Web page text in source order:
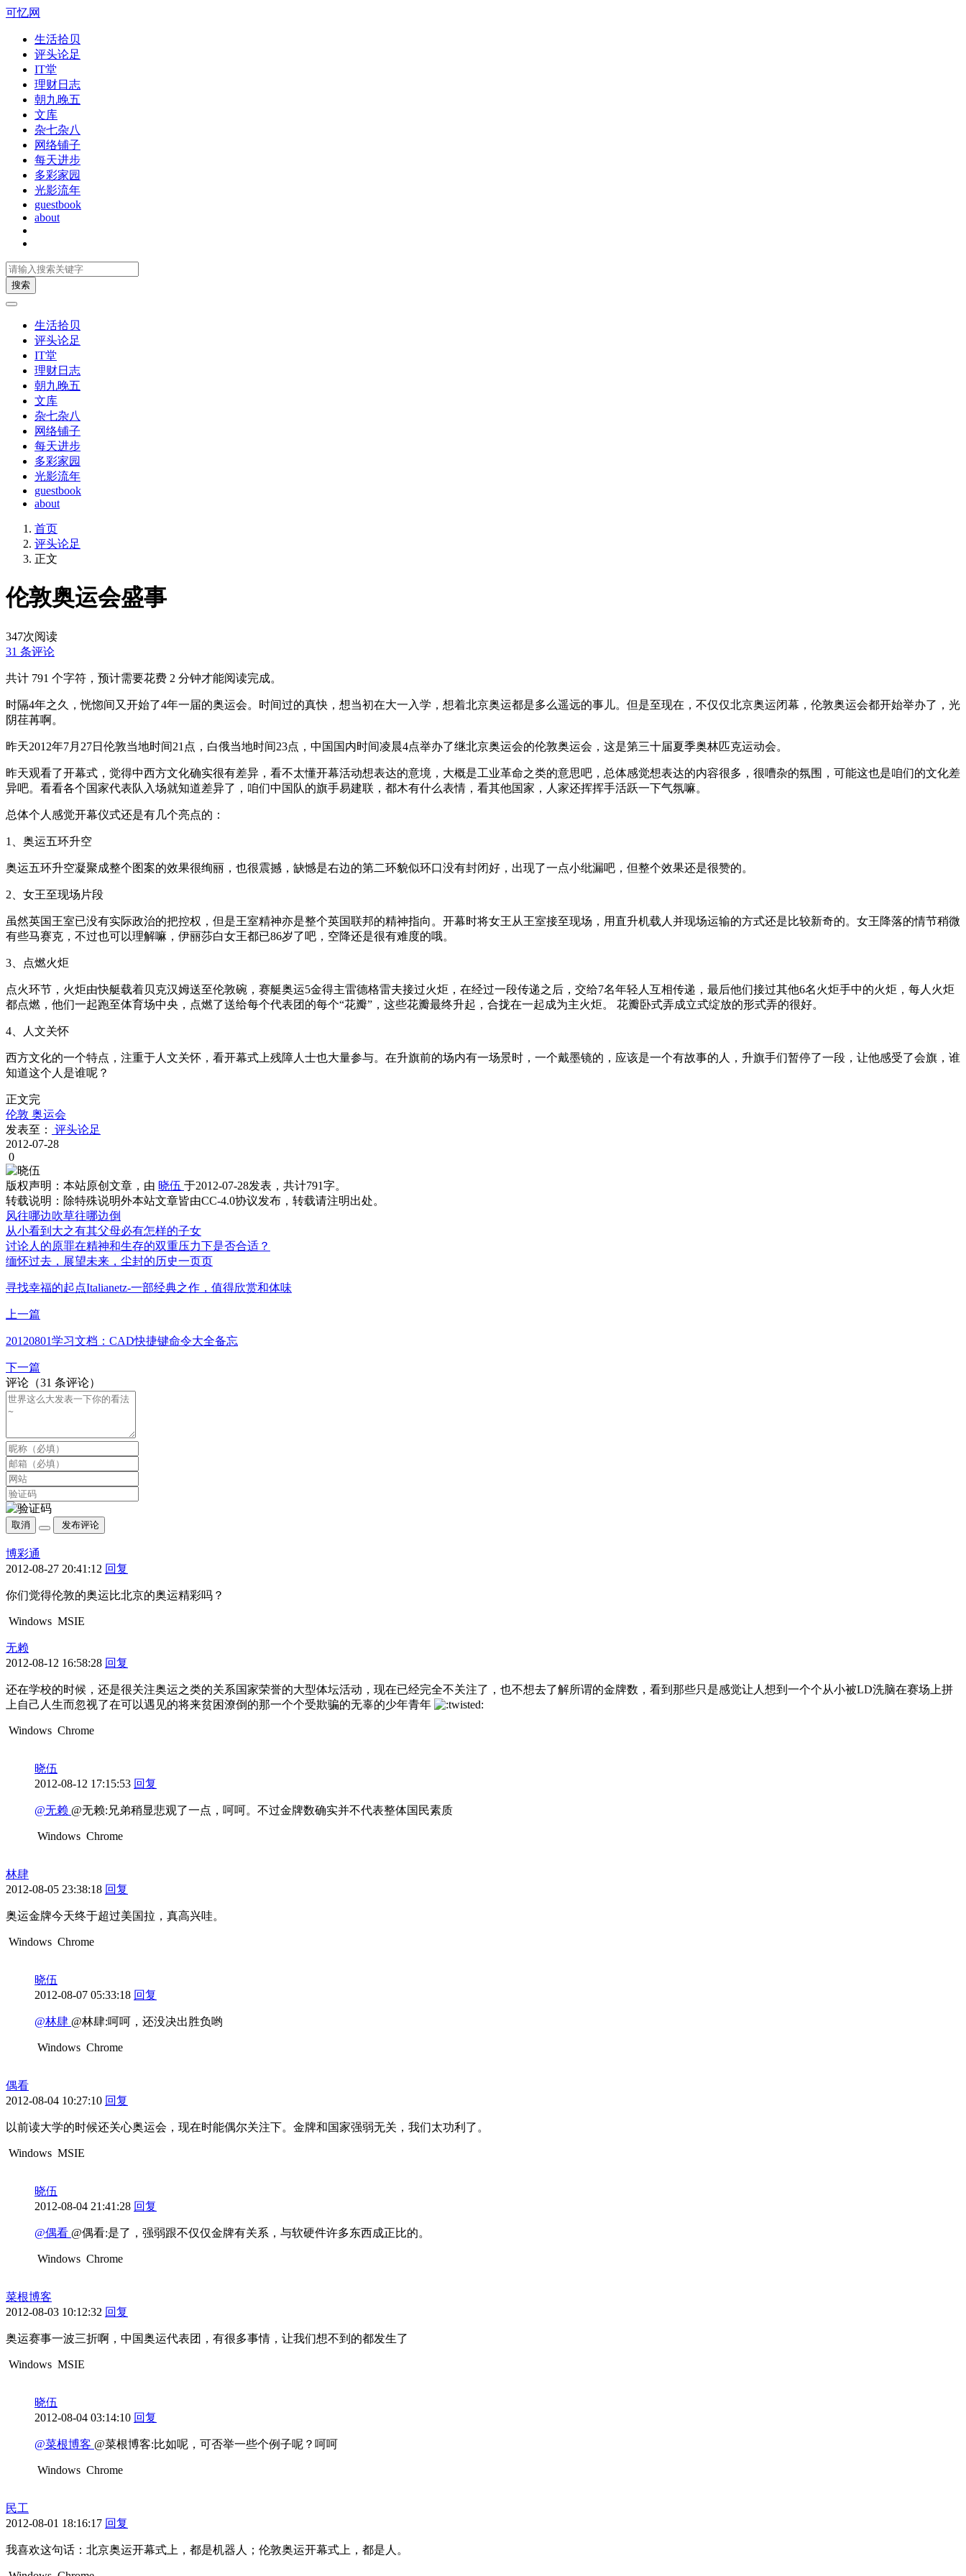
可忆网
生活拾贝
评头论足
IT堂
理财日志
朝九晚五
文库
杂七杂八
网络铺子
每天进步
多彩家园
光影流年
guestbook
about
搜索
生活拾贝
评头论足
IT堂
理财日志
朝九晚五
文库
杂七杂八
网络铺子
每天进步
多彩家园
光影流年
guestbook
about
首页
评头论足
正文
伦敦奥运会盛事
347次阅读
31 条评论
共计 791 个字符，预计需要花费 2 分钟才能阅读完成。
时隔4年之久，恍惚间又开始了4年一届的奥运会。时间过的真快，想当初在大一入学，想着北京奥运都是多么遥远的事儿。但是至现在，不仅仅北京奥运闭幕，伦敦奥运会都开始举办了，光
阴荏苒啊。
昨天2012年7月27日伦敦当地时间21点，白俄当地时间23点，中国国内时间凌晨4点举办了继北京奥运会的伦敦奥运会，这是第三十届夏季奥林匹克运动会。
昨天观看了开幕式，觉得中西方文化确实很有差异，看不太懂开幕活动想表达的意境，大概是工业革命之类的意思吧，总体感觉想表达的内容很多，很嘈杂的氛围，可能这也是咱们的文化差
异吧。看看各个国家代表队入场就知道差异了，咱们中国队的旗手易建联，都木有什么表情，看其他国家，人家还挥挥手活跃一下气氛嘛。
总体个人感觉开幕仪式还是有几个亮点的：
1、奥运五环升空
奥运五环升空凝聚成整个图案的效果很绚丽，也很震撼，缺憾是右边的第二环貌似环口没有封闭好，出现了一点小纰漏吧，但整个效果还是很赞的。
2、女王至现场片段
虽然英国王室已没有实际政治的把控权，但是王室精神亦是整个英国联邦的精神指向。开幕时将女王从王室接至现场，用直升机载人并现场运输的方式还是比较新奇的。女王降落的情节稍微
有些马赛克，不过也可以理解嘛，伊丽莎白女王都已86岁了吧，空降还是很有难度的哦。
3、点燃火炬
点火环节，火炬由快艇载着贝克汉姆送至伦敦碗，赛艇奥运5金得主雷德格雷夫接过火炬，在经过一段传递之后，交给7名年轻人互相传递，最后他们接过其他6名火炬手中的火炬，每人火炬
都点燃，他们一起跑至体育场中央，点燃了送给每个代表团的每个“花瓣”，这些花瓣最终升起，合拢在一起成为主火炬。 花瓣卧式弄成立式绽放的形式弄的很好。
4、人文关怀
西方文化的一个特点，注重于人文关怀，看开幕式上残障人士也大量参与。在升旗前的场内有一场景时，一个戴墨镜的，应该是一个有故事的人，升旗手们暂停了一段，让他感受了会旗，谁
知道这个人是谁呢？
正文完
伦敦 奥运会
发表至：
评头论足
2012-07-28
0
版权声明： 本站原创文章，由 晓伍 于2012-07-28发表，共计791字。
转载说明： 除特殊说明外本站文章皆由CC-4.0协议发布，转载请注明出处。
风往哪边吹草往哪边倒
从小看到大之有其父母必有怎样的子女
讨论人的原罪在精神和生存的双重压力下是否合适？
缅怀过去，展望未来，尘封的历史一页页
寻找幸福的起点Italianetz-一部经典之作，值得欣赏和体味
上一篇
20120801学习文档：CAD快捷键命令大全备忘
下一篇
评论（31 条评论）
取消 发布评论
博彩通
2012-08-27 20:41:12 回复
你们觉得伦敦的奥运比北京的奥运精彩吗？
Windows MSIE
无赖
2012-08-12 16:58:28 回复
还在学校的时候，还是很关注奥运之类的关系国家荣誉的大型体坛活动，现在已经完全不关注了，也不想去了解所谓的金牌数，看到那些只是感觉让人想到一个个从小被LD洗脑在赛场上拼
上自己人生而忽视了在可以遇见的将来贫困潦倒的那一个个受欺骗的无辜的少年青年
Windows Chrome
晓伍
2012-08-12 17:15:53 回复
@无赖 @无赖:兄弟稍显悲观了一点，呵呵。不过金牌数确实并不代表整体国民素质
Windows Chrome
林肆
2012-08-05 23:38:18 回复
奥运金牌今天终于超过美国拉，真高兴哇。
Windows Chrome
晓伍
2012-08-07 05:33:18 回复
@林肆 @林肆:呵呵，还没决出胜负哟
Windows Chrome
偶看
2012-08-04 10:27:10 回复
以前读大学的时候还关心奥运会，现在时能偶尔关注下。金牌和国家强弱无关，我们太功利了。
Windows MSIE
晓伍
2012-08-04 21:41:28 回复
@偶看 @偶看:是了，强弱跟不仅仅金牌有关系，与软硬件许多东西成正比的。
Windows Chrome
菜根博客
2012-08-03 10:12:32 回复
奥运赛事一波三折啊，中国奥运代表团，有很多事情，让我们想不到的都发生了
Windows MSIE
晓伍
2012-08-04 03:14:10 回复
@菜根博客 @菜根博客:比如呢，可否举一些个例子呢？呵呵
Windows Chrome
民工
2012-08-01 18:16:17 回复
我喜欢这句话：北京奥运开幕式上，都是机器人；伦敦奥运开幕式上，都是人。